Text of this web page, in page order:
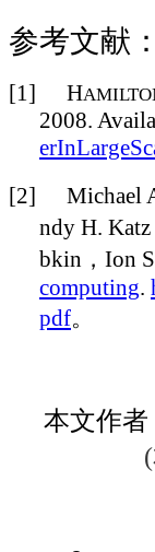
参考文献：
[1] H
2008.
[2]
Michael
ndy H. Katz
bkin ， Ion
computing.
pdf。
本文作者
(